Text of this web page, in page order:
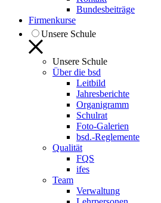
Bundesbeiträge
Firmenkurse
Unsere Schule
Unsere Schule
Über die bsd
Leitbild
Jahresberichte
Organigramm
Schulrat
Foto-Galerien
bsd.-Reglemente
Qualität
FQS
ifes
Team
Verwaltung